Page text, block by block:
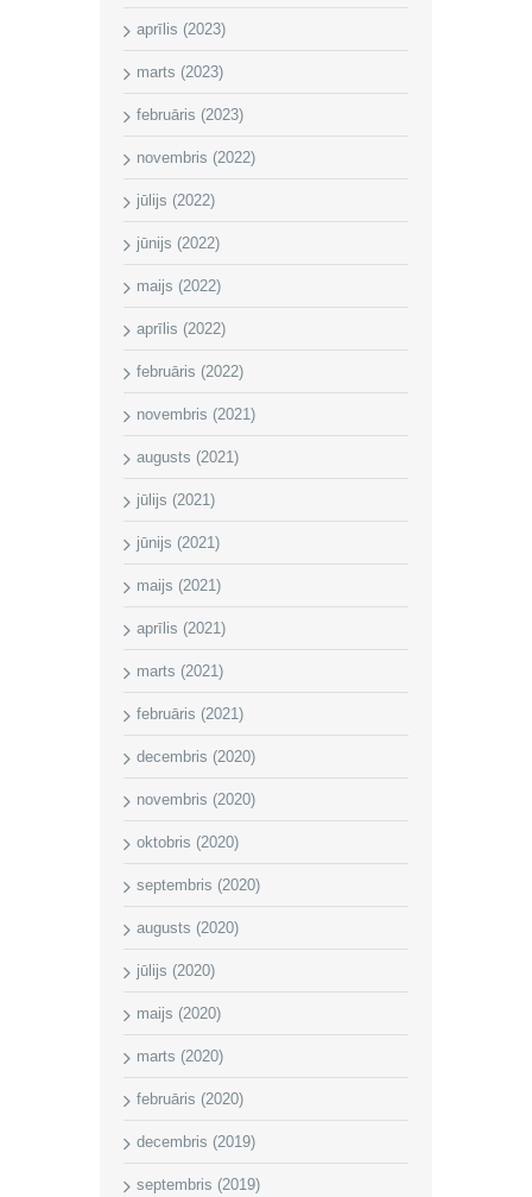
aprīlis (2023)
marts (2023)
februāris (2023)
novembris (2022)
jūlijs (2022)
jūnijs (2022)
maijs (2022)
aprīlis (2022)
februāris (2022)
novembris (2021)
augusts (2021)
jūlijs (2021)
jūnijs (2021)
maijs (2021)
aprīlis (2021)
marts (2021)
februāris (2021)
decembris (2020)
novembris (2020)
oktobris (2020)
septembris (2020)
augusts (2020)
jūlijs (2020)
maijs (2020)
marts (2020)
februāris (2020)
decembris (2019)
septembris (2019)